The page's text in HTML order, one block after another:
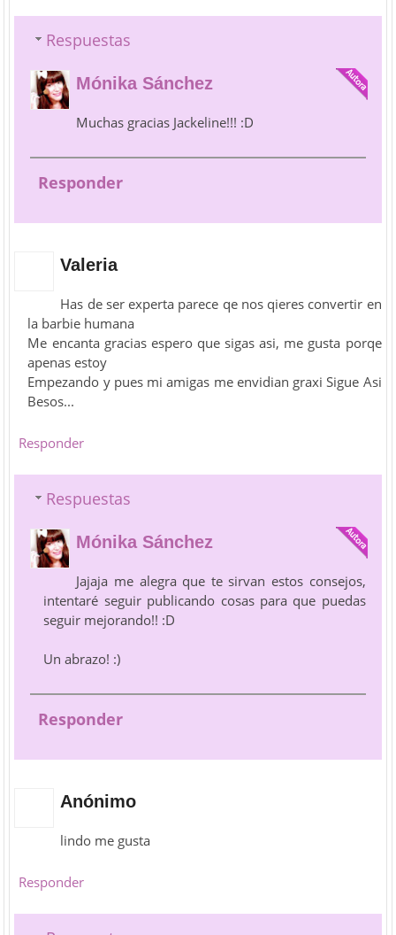
Respuestas
Mónika Sánchez
Muchas gracias Jackeline!!! :D
Responder
Valeria
Has de ser experta parece qe nos qieres convertir en
la barbie humana
Me encanta gracias espero que sigas asi, me gusta porqe
apenas estoy
Empezando y pues mi amigas me envidian graxi Sigue Asi
Besos...
Responder
Respuestas
Mónika Sánchez
Jajaja me alegra que te sirvan estos consejos,
intentaré seguir publicando cosas para que puedas
seguir mejorando!! :D
Un abrazo! :)
Responder
Anónimo
lindo me gusta
Responder